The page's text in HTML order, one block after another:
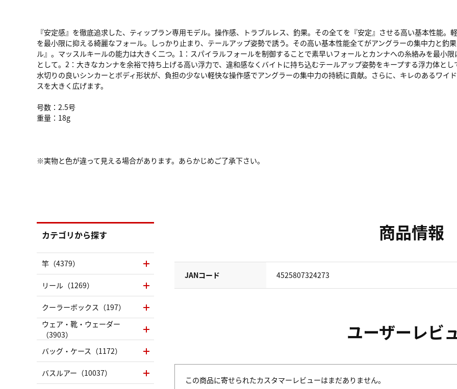
『安定感』を徹底追求した、ティップラン専用モデル。操作感、トラブルレス、釣果。その全てを『安定』させる高い基本性能
を最小限に抑える綺麗なフォール。しっかり止まり、テールアップ姿勢で誘う。その高い基本性能全てがアングラーの集中力と釣
ル』。マッスルキールの能力は大きく二つ。1：スパイラルフォールを制御することで素早いフォールとカンナへの糸絡みを最小
として。2：大きなカンナを余裕で持ち上げる高い浮力で、違和感なくバイトに持ち込むテールアップ姿勢をキープする浮力体と
水切りの良いシンカーとボディ形状が、負担の少ない軽快な操作感でアングラーの集中力の持続に貢献。さらに、キレのあるワイ
スを大きく広げます。
号数：2.5号
重量：18g
※実物と色が違って見える場合があります。あらかじめご了承下さい。
商品情報
JANコード 4525807324273
ユーザーレビ
この商品に寄せられたカスタマーレビューはまだありません。
カテゴリから探す
竿（4379）
リール（1269）
クーラーボックス（197）
ウェア・靴・ウェーダー
（3903）
バッグ・ケース（1172）
バスルアー（10037）